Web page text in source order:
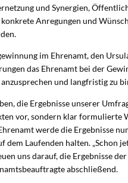
und Synergien,
Anregungen und
im Ehrenamt, den
das Ehrenamt bei der
und langfristig zu
die Ergebnisse unserer
vor, sondern klar formulierte
werde die Ergebnisse
Laufenden halten. „Schon
uns darauf, die Ergebnisse
abschließend.